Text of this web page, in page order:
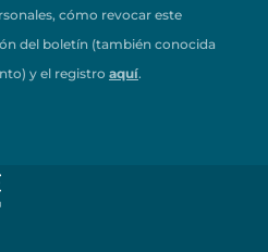
cómo revocar este
del boletín (también conocida
y el registro aquí.